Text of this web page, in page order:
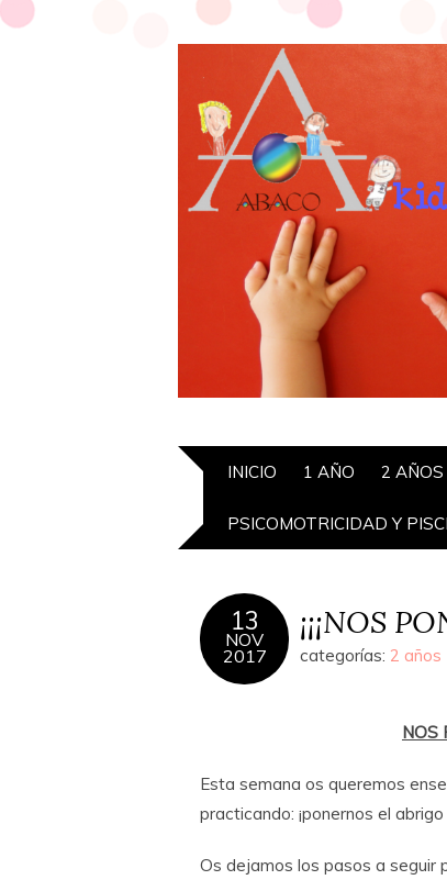
INICIO 1 AÑO 2 AÑOS
PSICOMOTRICIDAD Y
13
NOV
2017
¡¡¡NOS
categorías: 2 años
NOS
Esta semana os queremos
practicando: ¡ponernos el abrigo
Os dejamos los pasos a seguir